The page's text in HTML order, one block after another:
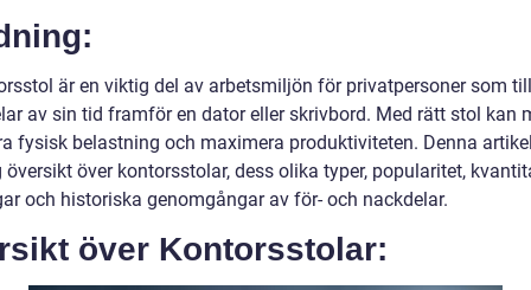
är en viktig del av arbetsmiljön för privatpersoner som
av sin tid framför en dator eller skrivbord. Med rätt stol kan
fysisk belastning och maximera produktiviteten. Denna
översikt över kontorsstolar, dess olika typer, popularitet,
och historiska genomgångar av för- och nackdelar.
över Kontorsstolar: